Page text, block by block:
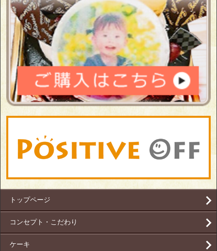
トップページ
コンセプト・こだわり
ケーキ